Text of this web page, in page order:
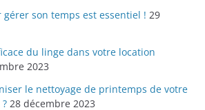
gérer son temps est essentiel ! 29
du linge dans votre location
2023
le nettoyage de printemps de votre
28 décembre 2023